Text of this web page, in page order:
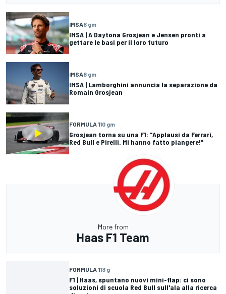
IMSA8 gm
IMSA | A Daytona Grosjean e Jensen pronti a
gettare le basi per il loro futuro
IMSA8 gm
IMSA | Lamborghini annuncia la separazione da
Romain Grosjean
FORMULA 110 gm
Grosjean torna su una F1: "Applausi da Ferrari,
Red Bull e Pirelli. Mi hanno fatto piangere!"
More from
Haas F1 Team
FORMULA 113 g
F1 | Haas, spuntano nuovi mini-flap: ci sono
soluzioni di scuola Red Bull sull'ala alla ricerca